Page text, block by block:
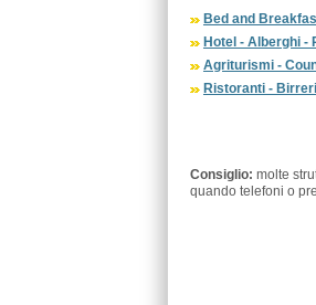
Bed and
Hotel - Alberghi -
Agriturismi -
Ristoranti -
Consiglio: molte
quando telefoni o